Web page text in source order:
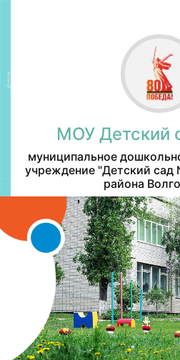
МОУ Детский
муниципальное
учреждение "Детский сад
района